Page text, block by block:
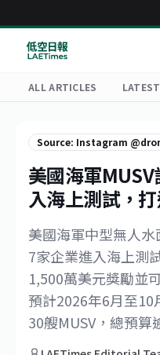
ALL ARTICLES LATEST
Source: Instagram
美國海軍
入海上測試，
美國海軍中型無人
7家企業進入海上測
1,500萬美元獎勵並
預計2026年6月至
30艘MUSV，總預算